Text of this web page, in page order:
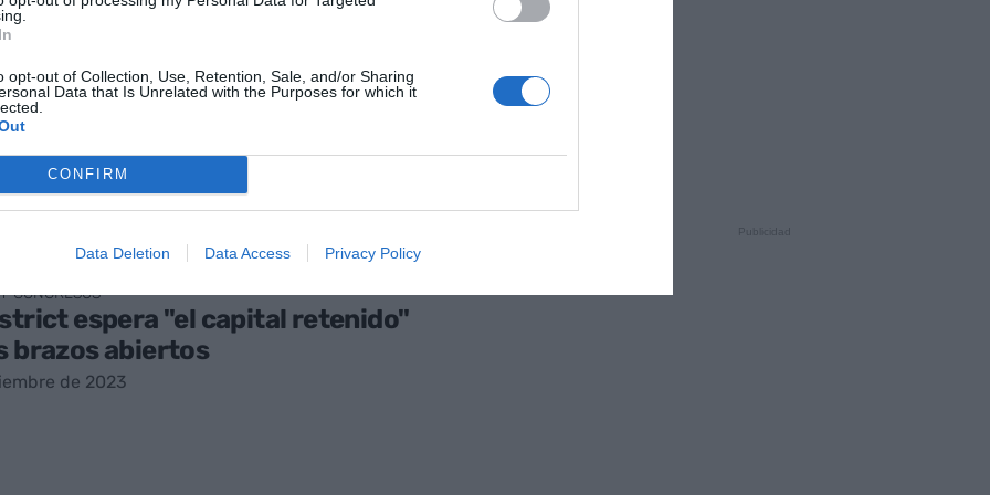
opt-out of Collection, Use, Retention, Sale, and/or Sharing
Data that Is Unrelated with the Purposes for which it
CONFIRM
Data Deletion Data Access Privacy Policy
del Bizbarcelona
de 2023
CONGRESOS
espera "el capital retenido"
brazos abiertos
de 2023